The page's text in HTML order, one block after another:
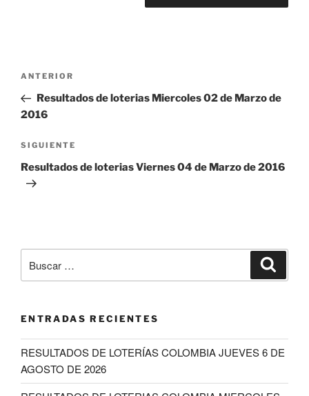
Navegación
entradas
Entrada
anterior:
ANTERIOR
Resultados de loterias Miercoles 02 de Marzo de
2016
Siguiente
entrada
SIGUIENTE
Resultados de loterias Viernes 04 de Marzo de 2016
por:
ENTRADAS RECIENTES
RESULTADOS DE LOTERÍAS COLOMBIA JUEVES 6 DE
AGOSTO DE 2026